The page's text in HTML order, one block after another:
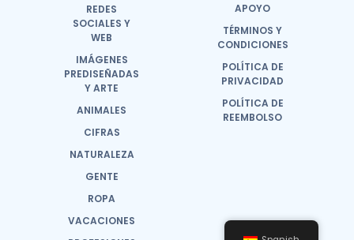
REDES
SOCIALES Y
WEB
IMÁGENES
PREDISEÑADAS
Y ARTE
ANIMALES
CIFRAS
NATURALEZA
GENTE
ROPA
VACACIONES
APOYO
TÉRMINOS Y
CONDICIONES
POLÍTICA DE
PRIVACIDAD
POLÍTICA DE
REEMBOLSO